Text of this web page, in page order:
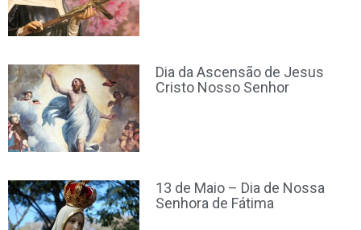
Dia da Ascensão de Jesus
Cristo Nosso Senhor
13 de Maio – Dia de Nossa
Senhora de Fátima